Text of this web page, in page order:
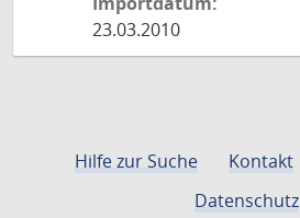
23.03.2010
Hilfe zur Suche Kontakt
Datenschutz